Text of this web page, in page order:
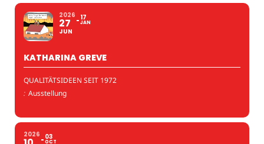
2026
27
JUN
17
JAN
KATHARINA GREVE
QUALITÄTSIDEEN SEIT 1972
: Ausstellung
2026 03
OCT